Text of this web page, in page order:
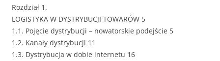
Rozdział 1.
LOGISTYKA W DYSTRYBUCJI TOWARÓW 5
1.1. Pojęcie dystrybucji – nowatorskie podejście 5
1.2. Kanały dystrybucji 11
1.3. Dystrybucja w dobie internetu 16